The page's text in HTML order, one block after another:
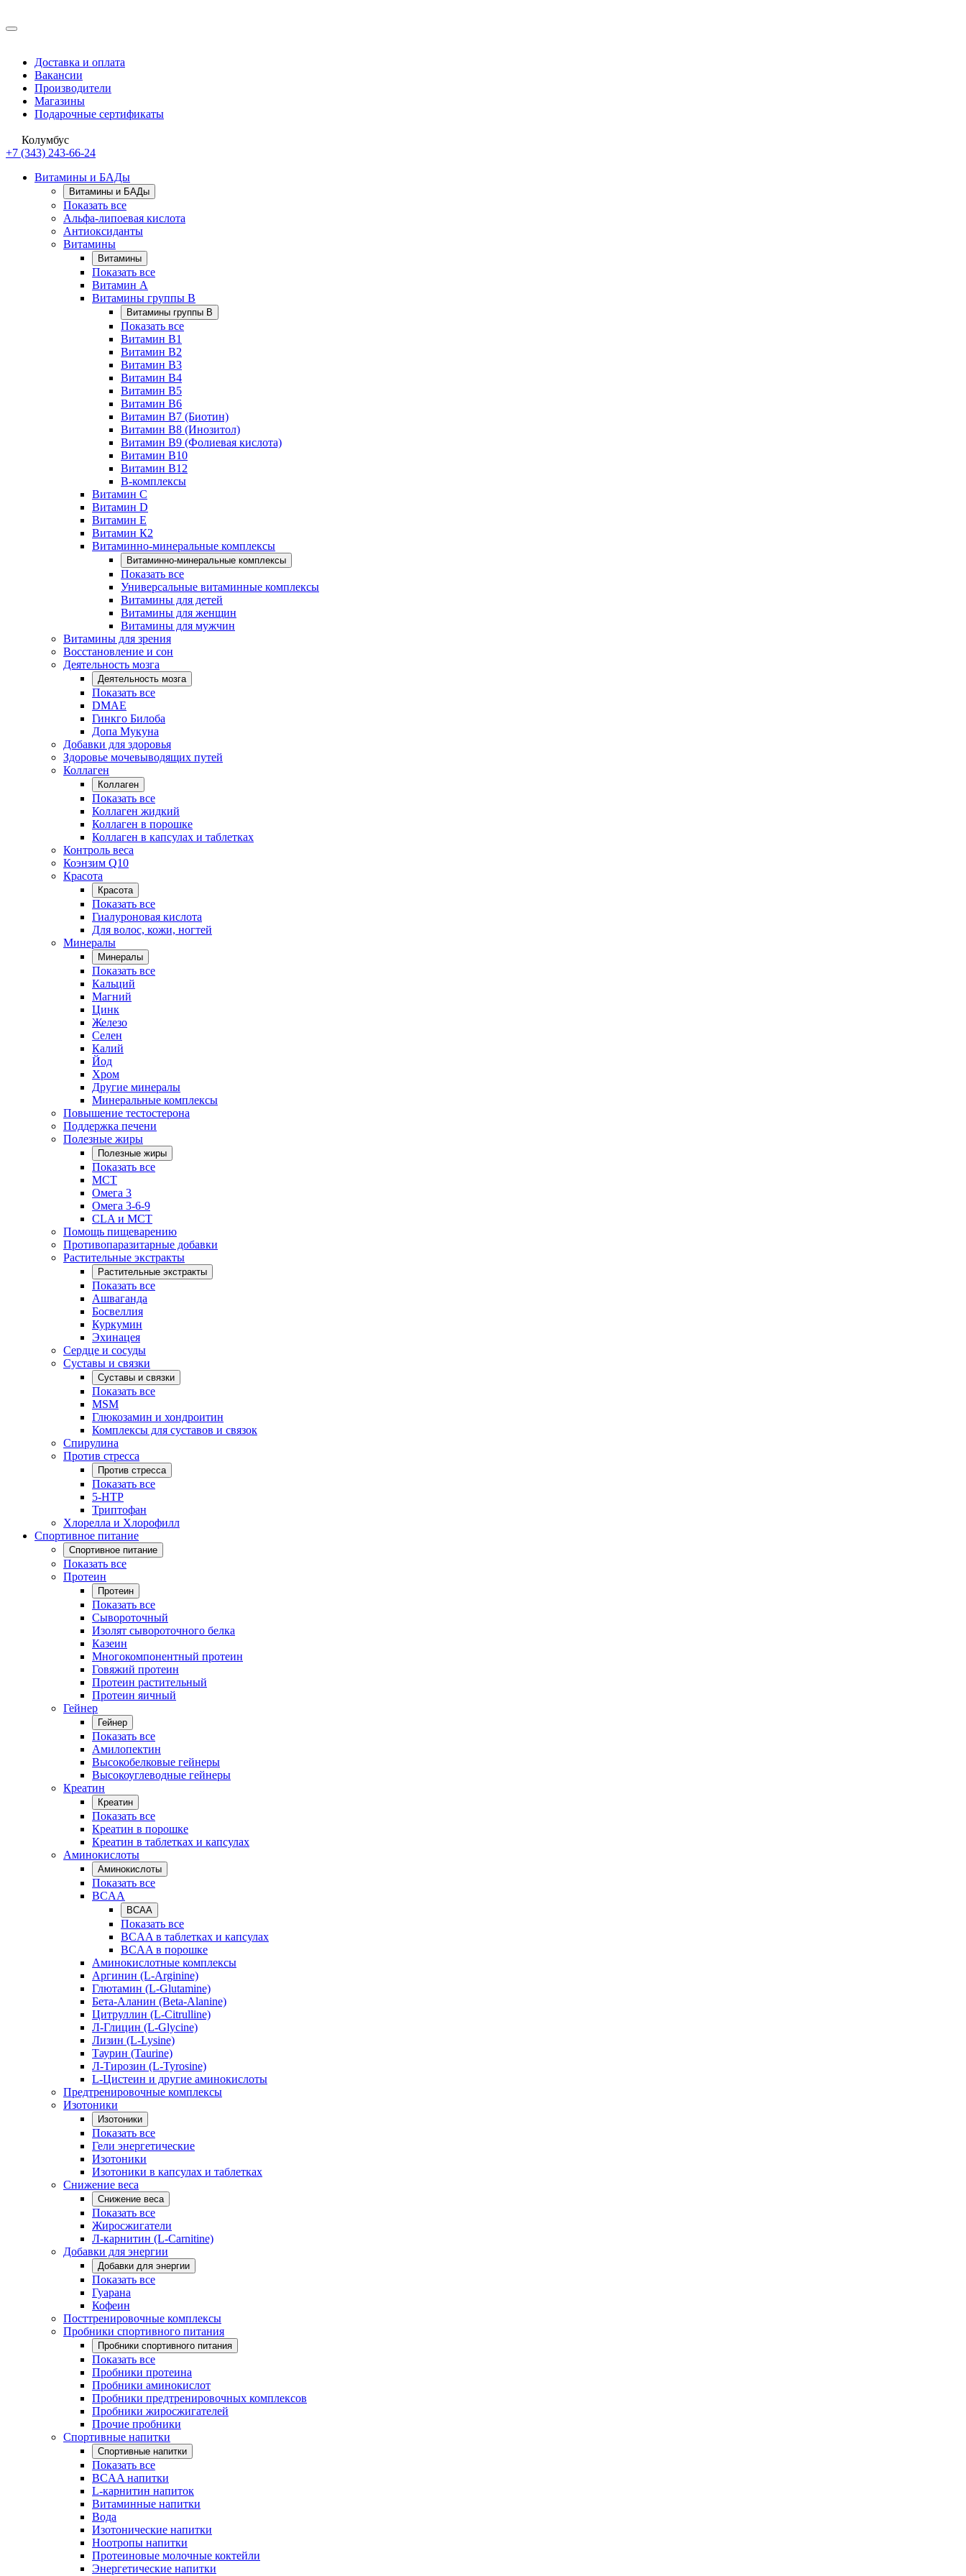
Доставка и оплата
Вакансии
Производители
Магазины
Подарочные сертификаты
Колумбус
+7 (343) 243-66-24
Витамины и БАДы
Витамины и БАДы
Показать все
Альфа-липоевая кислота
Антиоксиданты
Витамины
Витамины
Показать все
Витамин A
Витамины группы B
Витамины группы B
Показать все
Витамин B1
Витамин B2
Витамин B3
Витамин B4
Витамин B5
Витамин B6
Витамин B7 (Биотин)
Витамин B8 (Инозитол)
Витамин B9 (Фолиевая кислота)
Витамин B10
Витамин B12
B-комплексы
Витамин C
Витамин D
Витамин E
Витамин К2
Витаминно-минеральные комплексы
Витаминно-минеральные комплексы
Показать все
Универсальные витаминные комплексы
Витамины для детей
Витамины для женщин
Витамины для мужчин
Витамины для зрения
Восстановление и сон
Деятельность мозга
Деятельность мозга
Показать все
DMAE
Гинкго Билоба
Допа Мукуна
Добавки для здоровья
Здоровье мочевыводящих путей
Коллаген
Коллаген
Показать все
Коллаген жидкий
Коллаген в порошке
Коллаген в капсулах и таблетках
Контроль веса
Коэнзим Q10
Красота
Красота
Показать все
Гиалуроновая кислота
Для волос, кожи, ногтей
Минералы
Минералы
Показать все
Кальций
Магний
Цинк
Железо
Селен
Калий
Йод
Хром
Другие минералы
Минеральные комплексы
Повышение тестостерона
Поддержка печени
Полезные жиры
Полезные жиры
Показать все
MCT
Омега 3
Омега 3-6-9
CLA и MCT
Помощь пищеварению
Противопаразитарные добавки
Растительные экстракты
Растительные экстракты
Показать все
Ашваганда
Босвеллия
Куркумин
Эхинацея
Сердце и сосуды
Суставы и связки
Суставы и связки
Показать все
MSM
Глюкозамин и хондроитин
Комплексы для суставов и связок
Спирулина
Против стресса
Против стресса
Показать все
5-HTP
Триптофан
Хлорелла и Хлорофилл
Спортивное питание
Спортивное питание
Показать все
Протеин
Протеин
Показать все
Сывороточный
Изолят сывороточного белка
Казеин
Многокомпонентный протеин
Говяжий протеин
Протеин растительный
Протеин яичный
Гейнер
Гейнер
Показать все
Амилопектин
Высокобелковые гейнеры
Высокоуглеводные гейнеры
Креатин
Креатин
Показать все
Креатин в порошке
Креатин в таблетках и капсулах
Аминокислоты
Аминокислоты
Показать все
BCAA
BCAA
Показать все
BCAA в таблетках и капсулах
BCAA в порошке
Аминокислотные комплексы
Аргинин (L-Arginine)
Глютамин (L-Glutamine)
Бета-Аланин (Beta-Alanine)
Цитруллин (L-Citrulline)
Л-Глицин (L-Glycine)
Лизин (L-Lysine)
Таурин (Taurine)
Л-Тирозин (L-Tyrosine)
L-Цистеин и другие аминокислоты
Предтренировочные комплексы
Изотоники
Изотоники
Показать все
Гели энергетические
Изотоники
Изотоники в капсулах и таблетках
Снижение веса
Снижение веса
Показать все
Жиросжигатели
Л-карнитин (L-Carnitine)
Добавки для энергии
Добавки для энергии
Показать все
Гуарана
Кофеин
Посттренировочные комплексы
Пробники спортивного питания
Пробники спортивного питания
Показать все
Пробники протеина
Пробники аминокислот
Пробники предтренировочных комплексов
Пробники жиросжигателей
Прочие пробники
Спортивные напитки
Спортивные напитки
Показать все
BCAA напитки
L-карнитин напиток
Витаминные напитки
Вода
Изотонические напитки
Ноотропы напитки
Протеиновые молочные коктейли
Энергетические напитки